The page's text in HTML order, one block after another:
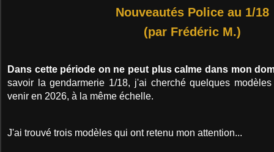
Nouveautés Police au 1/18
(par Frédéric M.)
Dans cette période on ne peut plus calme dans mon
savoir la gendarmerie 1/18, j'ai cherché quelques
venir en 2026, à la même échelle.
J'ai trouvé trois modèles qui ont retenu mon attention...